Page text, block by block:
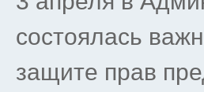
состоялась
защите прав